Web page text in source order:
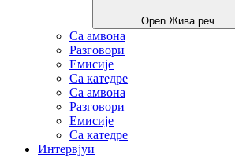
Open Жива реч
Са амвона
Разговори
Емисије
Са катедре
Са амвона
Разговори
Емисије
Са катедре
Интервјуи